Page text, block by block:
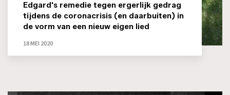
Edgard's remedie tegen ergerlijk gedrag
tijdens de coronacrisis (en daarbuiten) in
de vorm van een nieuw eigen lied
18 MEI 2020